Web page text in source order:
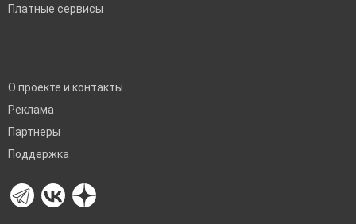
Платные сервисы
О проекте и контакты
Реклама
Партнеры
Поддержка